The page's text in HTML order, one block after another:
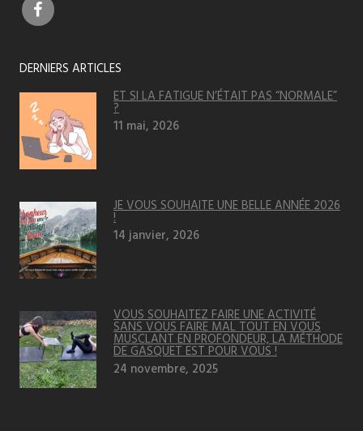
DERNIERS ARTICLES
ET SI LA FATIGUE N’ÉTAIT PAS “NORMALE”
?
11 mai, 2026
JE VOUS SOUHAITE UNE BELLE ANNÉE 2026
!
14 janvier, 2026
VOUS SOUHAITEZ FAIRE UNE ACTIVITÉ
SANS VOUS FAIRE MAL TOUT EN VOUS
MUSCLANT EN PROFONDEUR, LA MÉTHODE
DE GASQUET EST POUR VOUS !
24 novembre, 2025